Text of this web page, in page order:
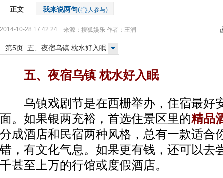
正文 我来说两句( 人参与)
2014-10-28 17:42:24 来源： 搜狐娱乐 作者：王润
第5页 :五、夜宿乌镇 枕水好入眠
五、夜宿乌镇 枕水好入眠
乌镇戏剧节是在西栅举办，住宿最好
面。如果银两充裕，首选住景区里的精品
分成酒店和民宿两种风格，总有一款适合
错，有文化气息。如果更有钱，还可以去
千甚至上万的行馆或度假酒店。